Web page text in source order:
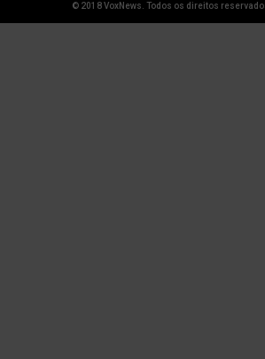
© 2018 VoxNews. Todos os direitos